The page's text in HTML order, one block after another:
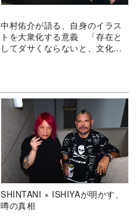
中村佑介が語る、自身のイラス
トを大衆化する意義 「存在と
してダサくならないと、文化の
SHINTANI × ISHIYAが明かす、
噂の真相